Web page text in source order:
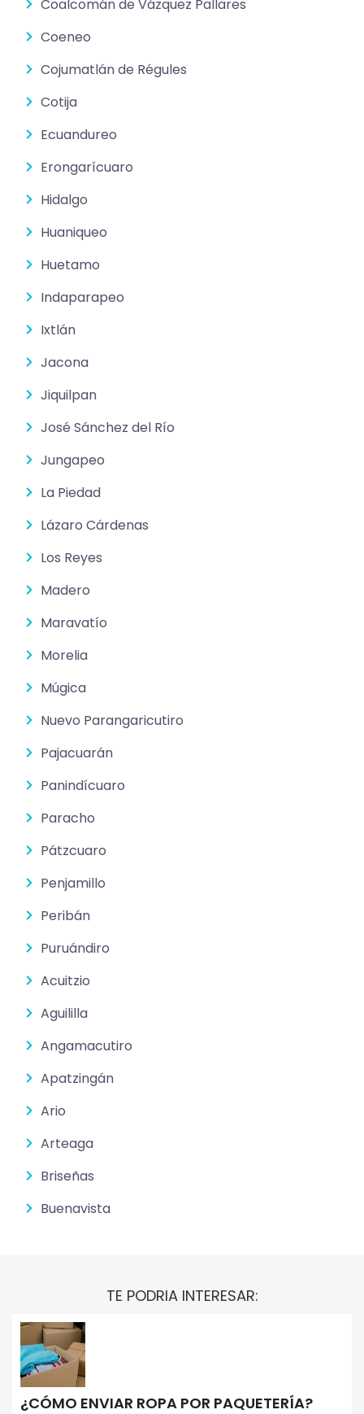
Coalcomán de Vázquez Pallares
Coeneo
Cojumatlán de Régules
Cotija
Ecuandureo
Erongarícuaro
Hidalgo
Huaniqueo
Huetamo
Indaparapeo
Ixtlán
Jacona
Jiquilpan
José Sánchez del Río
Jungapeo
La Piedad
Lázaro Cárdenas
Los Reyes
Madero
Maravatío
Morelia
Múgica
Nuevo Parangaricutiro
Pajacuarán
Panindícuaro
Paracho
Pátzcuaro
Penjamillo
Peribán
Puruándiro
Acuitzio
Aguililla
Angamacutiro
Apatzingán
Ario
Arteaga
Briseñas
Buenavista
TE PODRIA INTERESAR:
¿CÓMO ENVIAR ROPA POR PAQUETERÍA?